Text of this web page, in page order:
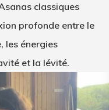
classiques
profonde entre le
les énergies
et la lévité.